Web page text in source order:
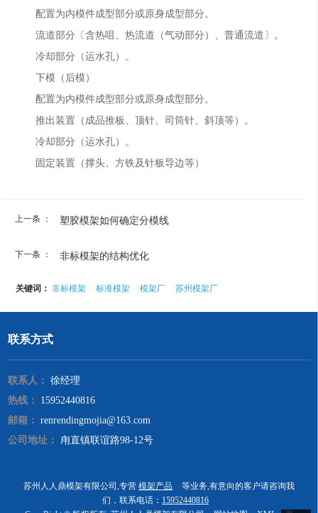
配置为内模件成型部分或原身成型部分。
流道部分〔含热咀、热流道（气动部分）、普通流道〕。
冷却部分（运水孔）。
下模（后模）
配置为内模件成型部分或原身成型部分。
推出装置（成品推板、顶针、司筒针、斜顶等）。
冷却部分（运水孔）。
固定装置（撑头、方铁及针板导边等）
上一条 ： 塑胶模架如何确定分模线
下一条 ： 非标模架的结构优化
关键词： 非标模架 标准模架 模架厂 苏州模架厂
联系方式
联系人：
徐经理
热线：
15952440816
邮箱：
renrendingmojia@163.com
公司地址：
甪直镇联谊路98-12号
苏州人人鼎模架有限公司,专营 模架产品
等业务,有意向的客户请咨询我
们，联系电话： 15952440816